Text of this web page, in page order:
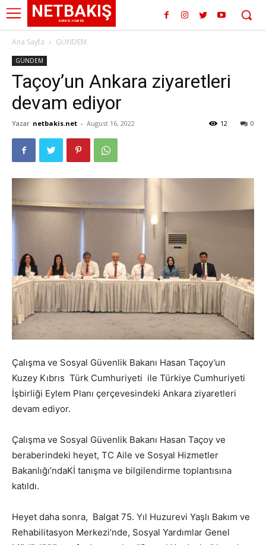
NETBAKIŞ
KIBRIS HABER
Ana Sayfa GÜNDEM
GÜNDEM
Taçoy’un Ankara ziyaretleri
devam ediyor
Yazar netbakis.net - August 16, 2022 0
12
Çalışma ve Sosyal Güvenlik Bakanı Hasan Taçoy’un
Kuzey Kıbrıs Türk Cumhuriyeti ile Türkiye Cumhuriyeti
İşbirliği Eylem Planı çerçevesindeki Ankara ziyaretleri
devam ediyor.
Çalışma ve Sosyal Güvenlik Bakanı Hasan Taçoy ve
beraberindeki heyet, TC Aile ve Sosyal Hizmetler
Bakanlığı’ndaKİ tanışma ve bilgilendirme toplantısına
katıldı.
Heyet daha sonra, Balgat 75. Yıl Huzurevi Yaşlı Bakım ve
Rehabilitasyon Merkezi’nde, Sosyal Yardımlar Genel